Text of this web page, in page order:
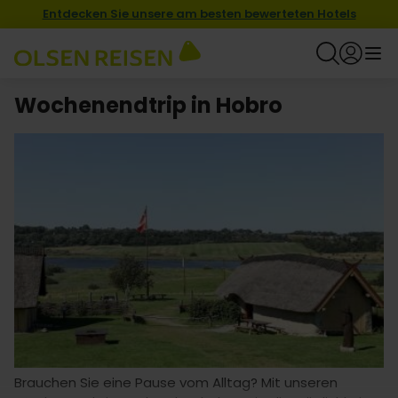
Entdecken Sie unsere am besten bewerteten Hotels
Wochenendtrip in Hobro
Brauchen Sie eine Pause vom Alltag? Mit unseren